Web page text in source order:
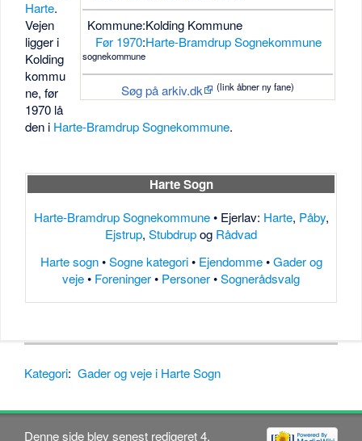
Kommune:Kolding Kommune
Før 1970:
sognekommune
Harte-Bramdrup Sognekommune
Søg på arkiv.dk (link åbner ny fane)
Harte.
Vejen
ligger i
Kolding
kommu
ne, før
1970 lå
den i Harte-Bramdrup Sognekommune.
Harte Sogn
Harte-Bramdrup Sognekommune• Ejerlav: Harte, Påby,
Ejstrup, Stubdrupog Rådvad
Harte sogn•Sogne kategori• Ejendomme•Gader og
veje• Foreninger• Personer•Sognerådsvalg
Kategori: Gader og veje i Harte Sogn
Denne side blev senest redigeret 4.